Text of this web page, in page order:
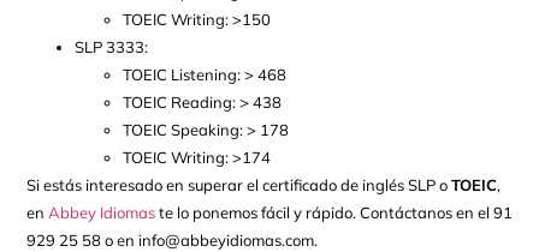
TOEIC Writing: >150
SLP 3333:
TOEIC Listening: > 468
TOEIC Reading: > 438
TOEIC Speaking: > 178
TOEIC Writing: >174
Si estás interesado en superar el certificado de inglés SLP oTOEIC,
en Abbey Idiomaste lo ponemos fácil y rápido. Contáctanos en el 91
929 25 58 o en info@abbeyidiomas.com.